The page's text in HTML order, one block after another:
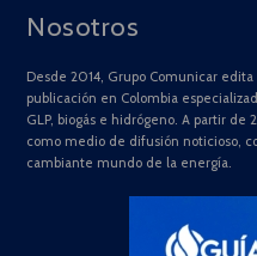
Nosotros
Desde 2014, Grupo Comunicar
publicación en Colombia
GLP, biogás e hidrógeno. A partir de
como medio de difusión noticioso,
cambiante mundo de la energía.